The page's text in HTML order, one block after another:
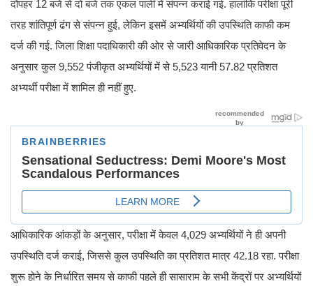
दोपहर 12 बजे से दो बजे तक एकल पाली में संपन्न कराई गई. हालांकि परीक्षा पूरी
तरह शांतिपूर्ण ढंग से संपन्न हुई, लेकिन इसमें अभ्यर्थियों की उपस्थिति काफी कम
दर्ज की गई. जिला शिक्षा पदाधिकारी की ओर से जारी आधिकारिक प्रतिवेदन के
अनुसार कुल 9,552 पंजीकृत अभ्यर्थियों में से 5,523 यानी 57.82 प्रतिशत
अभ्यर्थी परीक्षा में शामिल ही नहीं हुए.
आधिकारिक आंकड़ों के अनुसार, परीक्षा में केवल 4,029 अभ्यर्थियों ने ही अपनी
उपस्थिति दर्ज कराई, जिससे कुल उपस्थिति का प्रतिशत मात्र 42.18 रहा. परीक्षा
शुरू होने के निर्धारित समय से काफी पहले ही सासाराम के सभी केंद्रों पर अभ्यर्थियों